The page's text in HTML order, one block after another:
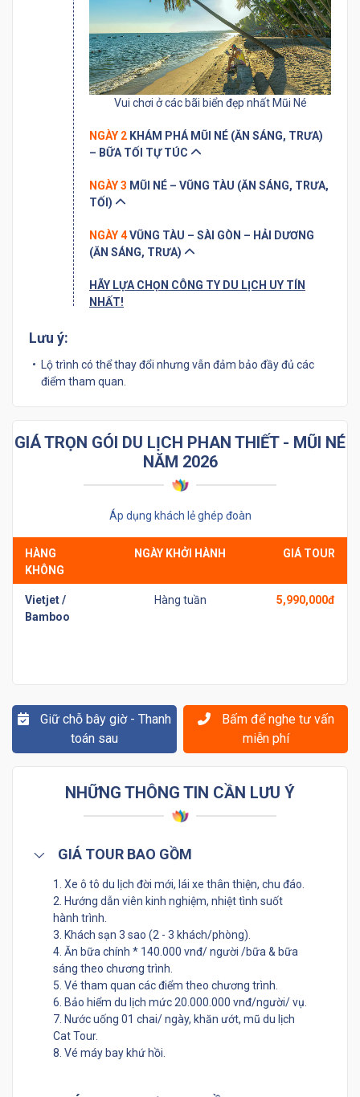
Vui chơi ở các bãi biển đẹp nhất Mũi Né
NGÀY 2 KHÁM PHÁ MŨI NÉ (ĂN SÁNG, TRƯA)
– BỮA TỐI TỰ TÚC
NGÀY 3 MŨI NÉ – VŨNG TÀU (ĂN SÁNG, TRƯA,
TỐI)
NGÀY 4VŨNG TÀU – SÀI GÒN – HẢI DƯƠNG
(ĂN SÁNG, TRƯA)
HÃY LỰA CHỌN CÔNG TY DU LỊCH UY TÍN
NHẤT!
Lưu ý:
Lộ trình có thể thay đổi nhưng vẫn đảm bảo đầy đủ các
điểm tham quan.
GIÁ TRỌN GÓI DU LỊCH PHAN THIẾT - MŨI NÉ
NĂM 2026
Áp dụng khách lẻ ghép đoàn
HÀNG
KHÔNG
NGÀY KHỞI HÀNH GIÁ TOUR
Vietjet /
Bamboo
Hàng tuần 5,990,000đ
Giữ chỗ bây giờ - Thanh
toán sau
Bấm để nghe tư vấn
miễn phí
NHỮNG THÔNG TIN CẦN LƯU Ý
GIÁ TOUR BAO GỒM
1. Xe ô tô du lịch đời mới, lái xe thân thiện, chu đáo.
2. Hướng dẫn viên kinh nghiệm, nhiệt tình suốt
hành trình.
3. Khách sạn 3 sao (2 - 3 khách/phòng).
4. Ăn bữa chính * 140.000 vnđ/ người /bữa & bữa
sáng theo chương trình.
5. Vé tham quan các điểm theo chương trình.
6. Bảo hiểm du lịch mức 20.000.000 vnđ/người/ vụ.
7. Nước uống 01 chai/ ngày, khăn ướt, mũ du lịch
Cat Tour.
8. Vé máy bay khứ hồi.